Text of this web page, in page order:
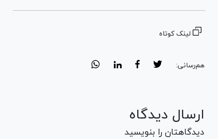
لینک کوتاه
هم‌رسانی:
ارسال دیدگاه
دیدگاهتان را بنویسید